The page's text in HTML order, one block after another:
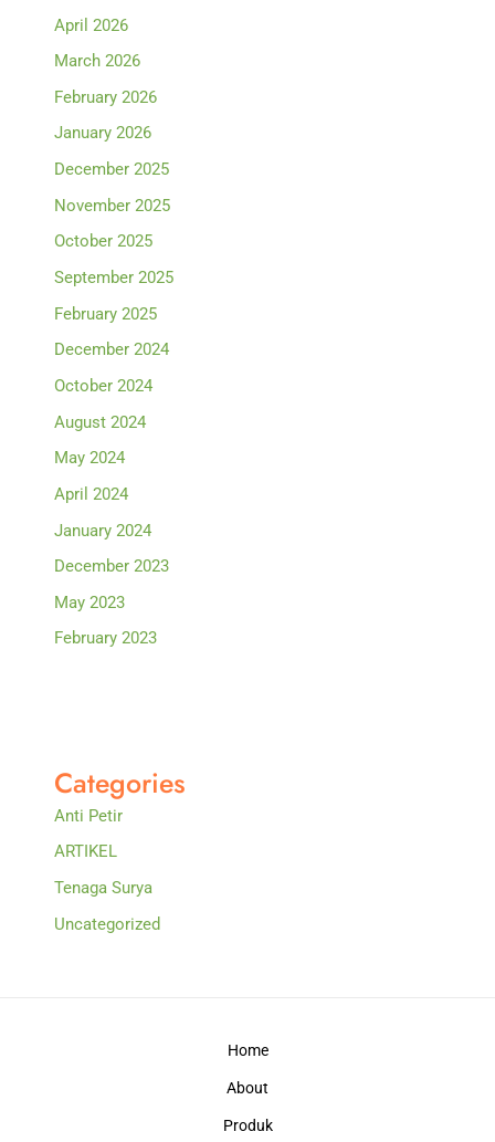
April 2026
March 2026
February 2026
January 2026
December 2025
November 2025
October 2025
September 2025
February 2025
December 2024
October 2024
August 2024
May 2024
April 2024
January 2024
December 2023
May 2023
February 2023
Categories
Anti Petir
ARTIKEL
Tenaga Surya
Uncategorized
Home
About
Produk